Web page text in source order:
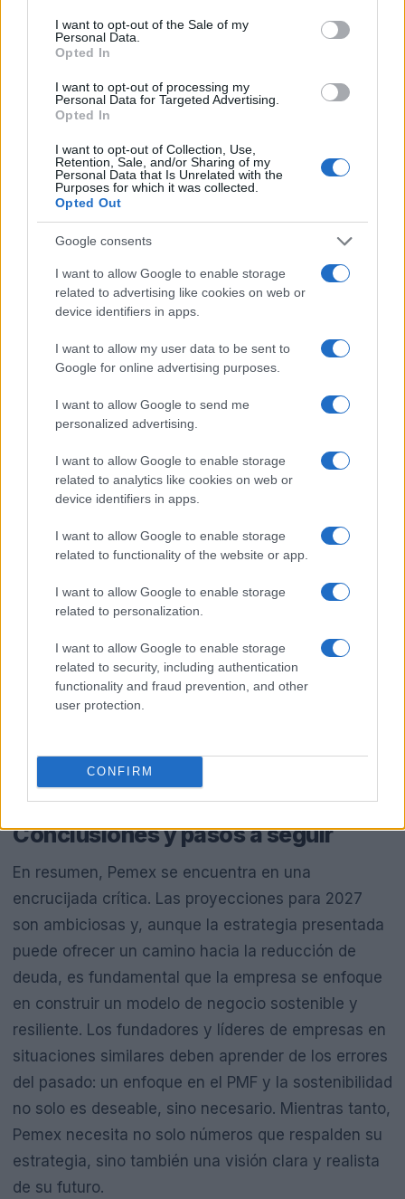
consent section.
I want to opt-out of the Sale of my
Personal Data.
Opted In
I want to opt-out of processing my
Personal Data for Targeted Advertising.
Opted In
I want to opt-out of Collection, Use,
Retention, Sale, and/or Sharing of my
Personal Data that Is Unrelated with the
Purposes for which it was collected.
Opted Out
Google consents
I want to allow Google to enable storage
related to advertising like cookies on web or
device identifiers in apps.
I want to allow my user data to be sent to
Google for online advertising purposes.
I want to allow Google to send me
personalized advertising.
I want to allow Google to enable storage
related to analytics like cookies on web or
device identifiers in apps.
I want to allow Google to enable storage
related to functionality of the website or app.
I want to allow Google to enable storage
related to personalization.
I want to allow Google to enable storage
related to security, including authentication
functionality and fraud prevention, and other
user protection.
CONFIRM
2026, cuando las amortizaciones de deuda serán
elevadas. Sin embargo, la promesa de
optimista si no se implementan cambios reales en
Es crucial que Pemex no solo se enfoque en la
reducción de deuda, sino que también considere su
capacidad para adaptarse a un mercado en
constante cambio. La inversión en tecnologías
limpias y la diversificación de sus fuentes de
ingreso no son solo una opción, sino una necesidad
para garantizar su viabilidad a largo plazo. La
pregunta que queda es: ¿será Pemex capaz de
endeudada a un modelo que permita la
autosuficiencia y la sostenibilidad?
Conclusiones y pasos a seguir
En resumen, Pemex se encuentra en una
encrucijada crítica. Las proyecciones para 2027
son ambiciosas y, aunque la estrategia presentada
puede ofrecer un camino hacia la reducción de
deuda, es fundamental que la empresa se enfoque
en construir un modelo de negocio sostenible y
resiliente. Los fundadores y líderes de empresas en
situaciones similares deben aprender de los errores
del pasado: un enfoque en el PMF y la sostenibilidad
no solo es deseable, sino necesario. Mientras tanto,
Pemex necesita no solo números que respalden su
estrategia, sino también una visión clara y realista
de su futuro.